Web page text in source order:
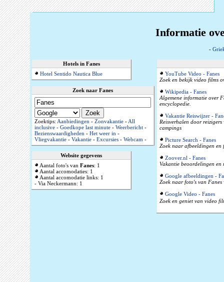
Informatie
-
Hotels in Fanes
Hotel Sentido Nautica Blue
Zoek naar Fanes
Zoektips: Aanbiedingen - Zonvakantie -All
inclusive - Goedkope last minute - Weerbericht -
Bezienswaardigheden - Het weer in -
Vliegvakantie - Vakantie - Excursies - Webcam -
Website gegevens
Aantal foto's van Fanes: 1
Aantal accomodaties: 1
Aantal accomodatie links: 1
- Via Neckermann: 1
YouTube Video - Fanes
Zoek en bekijk video films
Wikipedia - Fanes
Algemene informatie over
encyclopedie.
Vakantie Reiswijzer -
Reisverhalen door
campings
Picture Search - Fanes
Zoek naar afbeeldingen en
Zoover.nl - Fanes
Vakantie beoordelingen en
Google afbeeldingen -
Zoek naar foto's van
Google Video - Fanes
Zoek en geniet van video